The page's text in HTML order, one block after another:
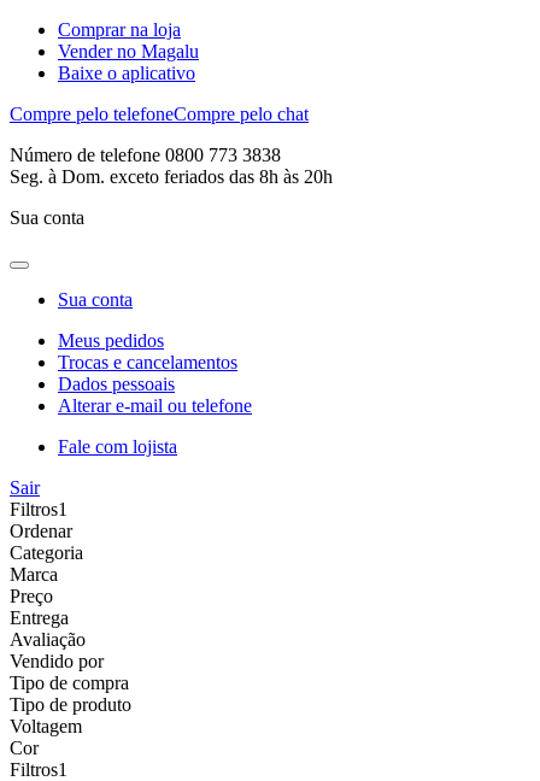
Comprar na loja
Vender no Magalu
Baixe o aplicativo
Compre pelo telefoneCompre pelo chat
Número de telefone 0800 773 3838
Seg. à Dom. exceto feriados das 8h às 20h
Sua conta
Sua conta
Meus pedidos
Trocas e cancelamentos
Dados pessoais
Alterar e-mail ou telefone
Fale com lojista
Sair
Filtros1
Ordenar
Categoria
Marca
Preço
Entrega
Avaliação
Vendido por
Tipo de compra
Tipo de produto
Voltagem
Cor
Filtros1